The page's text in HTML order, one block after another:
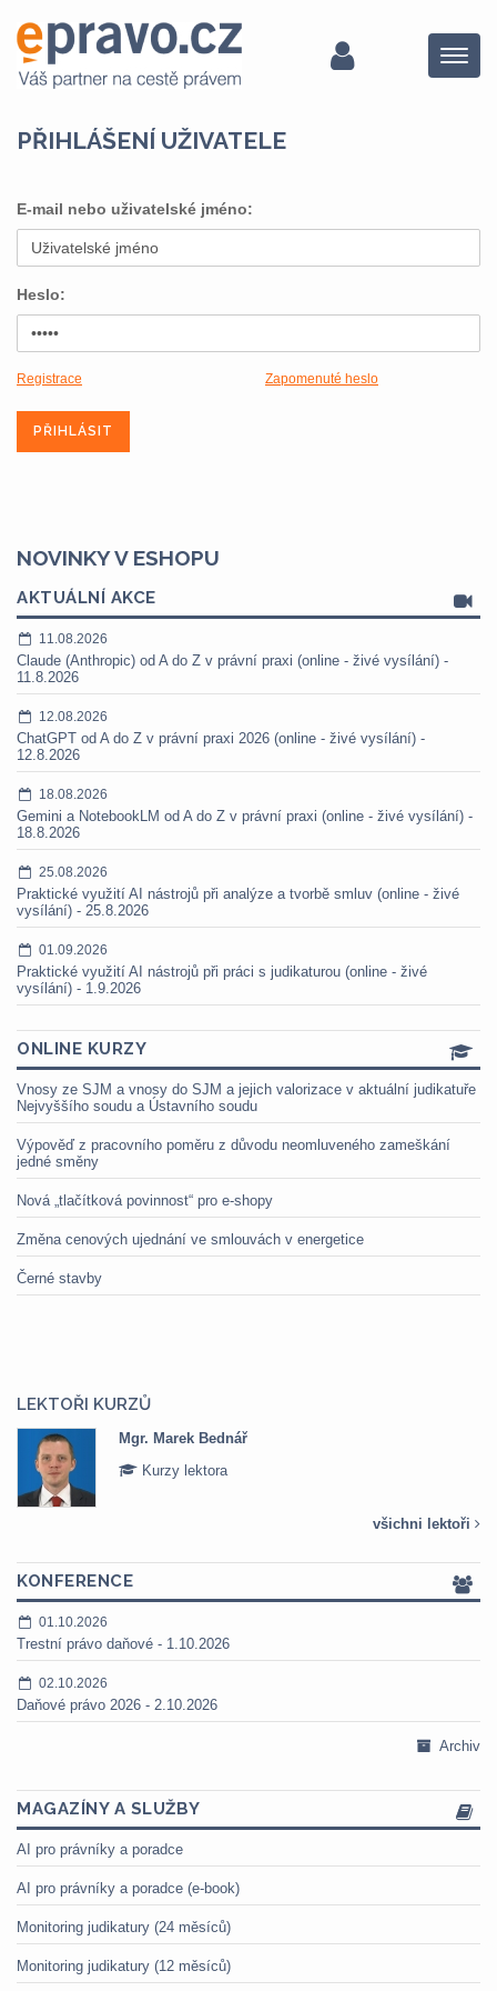
Menu
PŘIHLÁŠENÍ UŽIVATELE
E-mail nebo uživatelské jméno:
Heslo:
Registrace Zapomenuté heslo
NOVINKY V ESHOPU
AKTUÁLNÍ AKCE
11.08.2026
Claude (Anthropic) od A do Z v právní praxi (online - živé vysílání) -
11.8.2026
12.08.2026
ChatGPT od A do Z v právní praxi 2026 (online - živé vysílání) -
12.8.2026
18.08.2026
Gemini a NotebookLM od A do Z v právní praxi (online - živé vysílání) -
18.8.2026
25.08.2026
Praktické využití AI nástrojů při analýze a tvorbě smluv (online - živé
vysílání) - 25.8.2026
01.09.2026
Praktické využití AI nástrojů při práci s judikaturou (online - živé
vysílání) - 1.9.2026
ONLINE KURZY
Vnosy ze SJM a vnosy do SJM a jejich valorizace v aktuální judikatuře
Nejvyššího soudu a Ústavního soudu
Výpověď z pracovního poměru z důvodu neomluveného zameškání
jedné směny
Nová „tlačítková povinnost“ pro e-shopy
Změna cenových ujednání ve smlouvách v energetice
Černé stavby
LEKTOŘI KURZŮ
Mgr. Marek Bednář
Kurzy lektora
všichni lektoři
KONFERENCE
01.10.2026
Trestní právo daňové - 1.10.2026
02.10.2026
Daňové právo 2026 - 2.10.2026
Archiv
MAGAZÍNY A SLUŽBY
AI pro právníky a poradce
AI pro právníky a poradce (e-book)
Monitoring judikatury (24 měsíců)
Monitoring judikatury (12 měsíců)